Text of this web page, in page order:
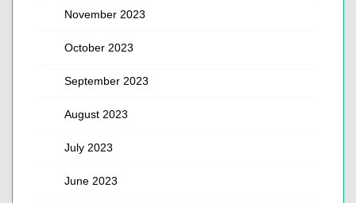
November 2023
October 2023
September 2023
August 2023
July 2023
June 2023